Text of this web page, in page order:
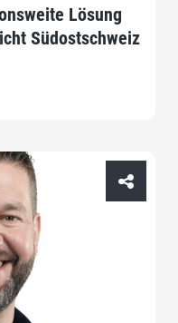
Lösung
Südostschweiz